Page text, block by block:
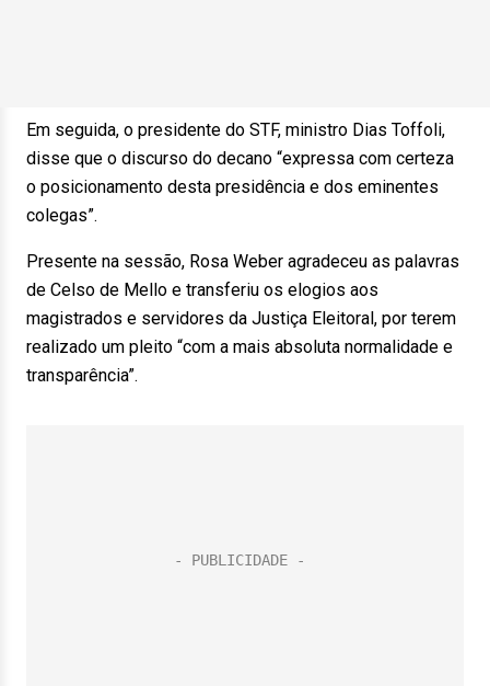
Em seguida, o presidente do STF, ministro Dias Toffoli,
disse que o discurso do decano “expressa com certeza
o posicionamento desta presidência e dos eminentes
colegas”.
Presente na sessão, Rosa Weber agradeceu as palavras
de Celso de Mello e transferiu os elogios aos
magistrados e servidores da Justiça Eleitoral, por terem
realizado um pleito “com a mais absoluta normalidade e
transparência”.